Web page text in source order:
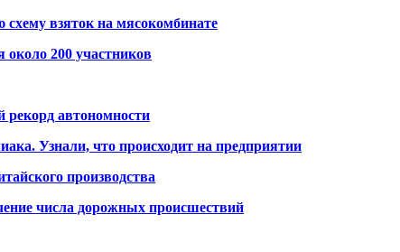
взяток на мясокомбинате
200 участников
рекорд автономности
Узнали, что происходит на предприятии
производства
числа дорожных происшествий